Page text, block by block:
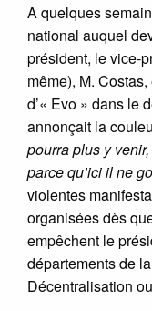
A quelques
national auquel
président, le vice-
même), M.
d’« Evo » dans le
annonçait la
pourra plus y
parce qu’ici il ne
violentes
organisées dès
empêchent le
départements de
Décentralisation